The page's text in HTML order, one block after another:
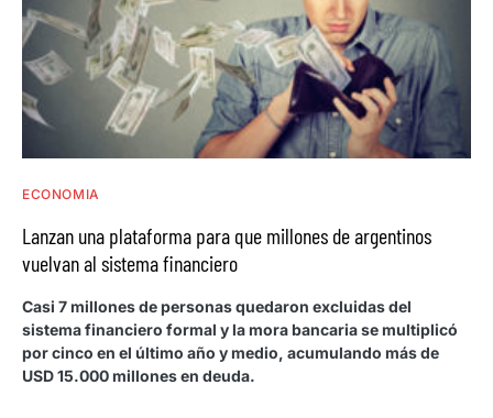
ECONOMIA
Lanzan una plataforma para que millones de argentinos
vuelvan al sistema financiero
Casi 7 millones de personas quedaron excluidas del
sistema financiero formal y la mora bancaria se multiplicó
por cinco en el último año y medio, acumulando más de
USD 15.000 millones en deuda.